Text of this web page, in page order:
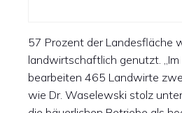
57 Prozent der Landesfläche
landwirtschaftlich genutzt. „Im
bearbeiten 465 Landwirte
wie Dr. Waselewski stolz